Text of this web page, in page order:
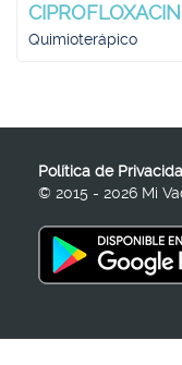
Quimioterápico
Política de
© 2015 - 2026 Mi